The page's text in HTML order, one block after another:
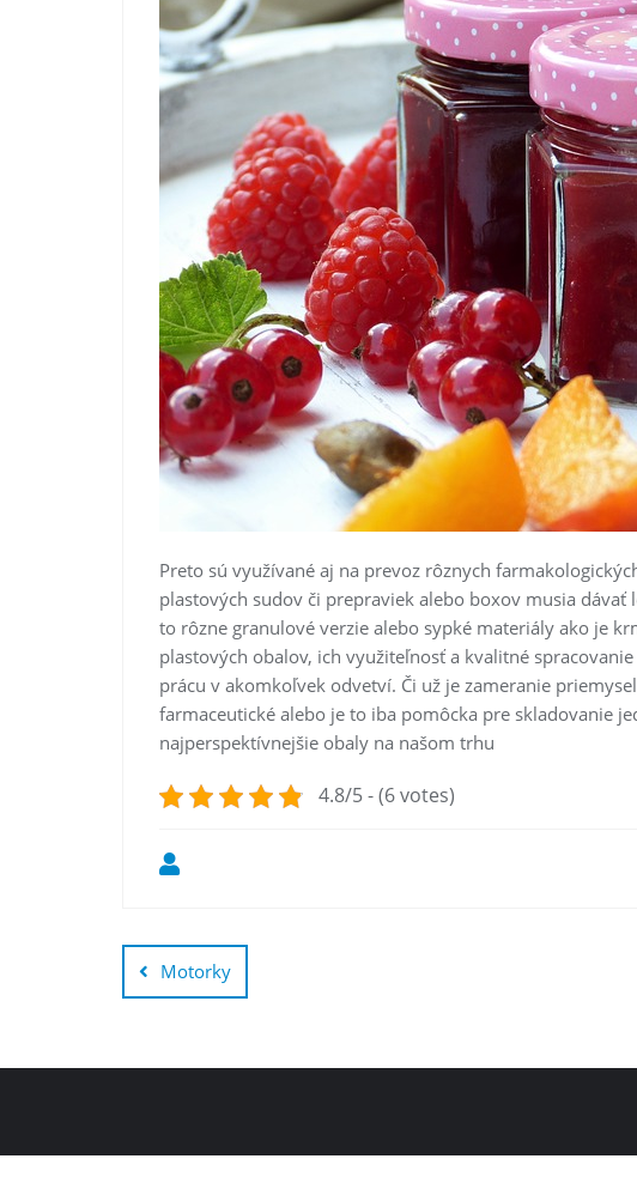
Preto sú využívané aj na prevoz rôznych
plastových sudov či prepraviek alebo boxov musia dávať
to rôzne granulové verzie alebo sypké materiály ako je
plastových obalov, ich využiteľnosť a kvalitné
prácu v akomkoľvek odvetví. Či už je zameranie
farmaceutické alebo je to iba pomôcka pre skladovanie
najperspektívnejšie obaly na našom trhu
4.8/5 - (6 votes)
Post
navigation
Motorky